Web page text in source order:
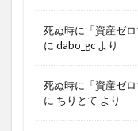
死ぬ時に「資産ゼ
に dabo_gc より
死ぬ時に「資産ゼ
に ちりとて より